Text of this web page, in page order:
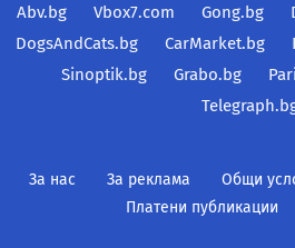
Abv.bg Vbox7.com Gong.bg
DogsAndCats.bg
CarMarket.bg
Sinoptik.bg
Grabo.bg
За нас За реклама Общи
Платени публикации